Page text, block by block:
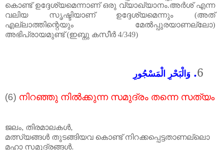
കൊണ്ട് ഉദ്ദേശ്യമെന്നാണ് ഒരു വ്യാഖ്യാനം.അർശ് എന്ന
വലിയ സൃഷ്ടിയാണ് ഉദ്ദേശ്യമെന്നും (അത്
എല്ലാത്തിന്റെയും മേൽപ്പുരയാണല്ലോ)
അഭിപ്രായമുണ്ട്(ഇബ്നു കസീർ4/349)
6
. وَالْبَحْرِ الْمَسْجُورِ
(6) നിറഞ്ഞു നിൽക്കുന്ന സമുദ്രം തന്നെ സത്യം
ജലം, തിരമാലകൾ,
മത്സ്യങ്ങൾ തുടങ്ങിയവ കൊണ്ട് നിറക്കപ്പെട്ടതാണല്ലൊ
മഹാ സമുദ്രങ്ങൾ.